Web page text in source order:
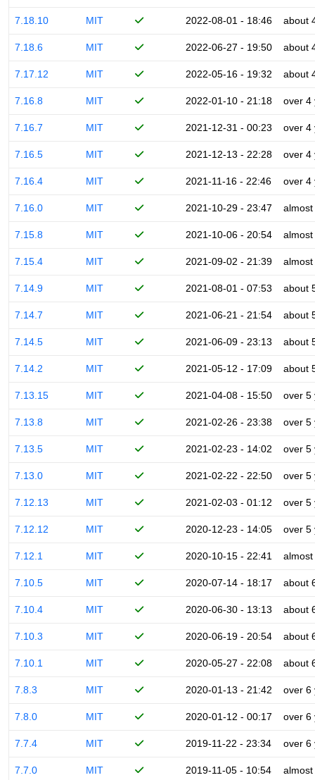
7.18.10 MIT 2022-08-01 - 18:46 about
7.18.6 MIT 2022-06-27 - 19:50 about
7.17.12 MIT 2022-05-16 - 19:32 about
7.16.8 MIT 2022-01-10 - 21:18 over 4
7.16.7 MIT 2021-12-31 - 00:23 over 4
7.16.5 MIT 2021-12-13 - 22:28 over 4
7.16.4 MIT 2021-11-16 - 22:46 over 4
7.16.0 MIT 2021-10-29 - 23:47
7.15.8 MIT 2021-10-06 - 20:54
7.15.4 MIT 2021-09-02 - 21:39
7.14.9 MIT 2021-08-01 - 07:53 about
7.14.7 MIT 2021-06-21 - 21:54 about
7.14.5 MIT 2021-06-09 - 23:13 about
7.14.2 MIT 2021-05-12 - 17:09 about
7.13.15 MIT 2021-04-08 - 15:50 over 5
7.13.8 MIT 2021-02-26 - 23:38 over 5
7.13.5 MIT 2021-02-23 - 14:02 over 5
7.13.0 MIT 2021-02-22 - 22:50 over 5
7.12.13 MIT 2021-02-03 - 01:12 over 5
7.12.12 MIT 2020-12-23 - 14:05 over 5
7.12.1 MIT 2020-10-15 - 22:41
7.10.5 MIT 2020-07-14 - 18:17 about
7.10.4 MIT 2020-06-30 - 13:13 about
7.10.3 MIT 2020-06-19 - 20:54 about
7.10.1 MIT 2020-05-27 - 22:08 about
7.8.3 MIT 2020-01-13 - 21:42 over 6
7.8.0 MIT 2020-01-12 - 00:17 over 6
7.7.4 MIT 2019-11-22 - 23:34 over 6
7.7.0 MIT 2019-11-05 - 10:54